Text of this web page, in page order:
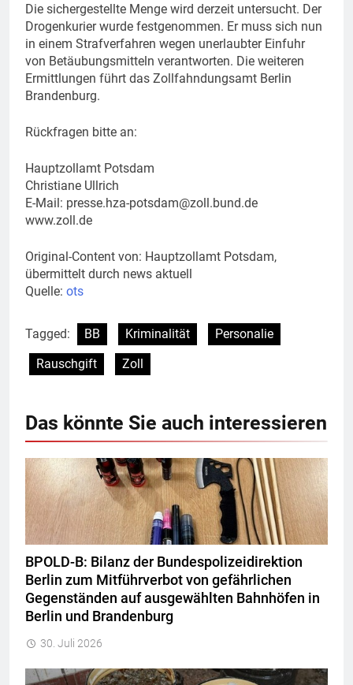
Die sichergestellte Menge wird derzeit untersucht. Der
Drogenkurier wurde festgenommen. Er muss sich nun
in einem Strafverfahren wegen unerlaubter Einfuhr
von Betäubungsmitteln verantworten. Die weiteren
Ermittlungen führt das Zollfahndungsamt Berlin
Brandenburg.
Rückfragen bitte an:
Hauptzollamt Potsdam
Christiane Ullrich
E-Mail: presse.hza-potsdam@zoll.bund.de
www.zoll.de
Original-Content von: Hauptzollamt Potsdam,
übermittelt durch news aktuell
Quelle: ots
Tagged: BB Kriminalität
Personalie
Rauschgift
Zoll
Das könnte Sie auch interessieren
BPOLD-B: Bilanz der Bundespolizeidirektion
Berlin zum Mitführverbot von gefährlichen
Gegenständen auf ausgewählten Bahnhöfen in
Berlin und Brandenburg
30. Juli 2026